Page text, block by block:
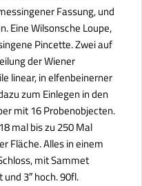
Fassung, und
Eine Wilsonsche Loupe,
Pincette. Zwei auf
der Wiener
linear, in elfenbeinerner
zum Einlegen in den
mit 16 Probenobjecten.
mal bis zu 250 Mal
Fläche. Alles in einem
mit Sammet
3″ hoch. 90fl.